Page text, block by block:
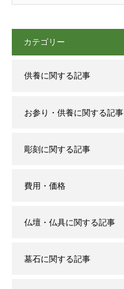
カテゴリー
供養に関する記事
お参り・供養に関する記事
彫刻に関する記事
費用・価格
仏壇・仏具に関する記事
墓石に関する記事